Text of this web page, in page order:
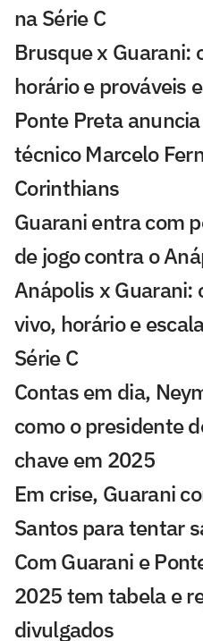
na Série C
Brusque x Guarani:
horário e prováveis
Ponte Preta
técnico Marcelo
Corinthians
Guarani entra com
de jogo contra o
Anápolis x Guarani:
vivo, horário e
Série C
Contas em dia,
como o presidente
chave em 2025
Em crise, Guarani
Santos para tentar
Com Guarani e
2025 tem tabela e
divulgados